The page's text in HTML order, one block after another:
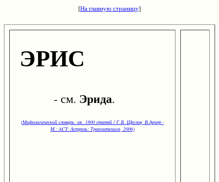
[На главную страницу]
ЭРИС
- см. Эрида.
(Мифологический словарь: ок. 1800 статей / Г.В. Щеглов, В.Арчер -
М.: ACT: Астрель: Транзиткнига, 2006)